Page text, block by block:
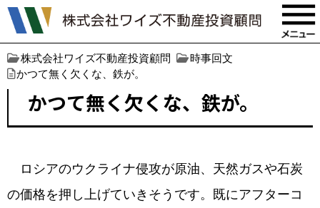
株式会社ワイズ不動産投資顧問
時事回文
かつて無く欠くな、鉄が。
かつて無く欠くな、鉄が。
ロシアのウクライナ侵攻が原油、天然ガスや石炭
の価格を押し上げていきそうです。既にアフターコ